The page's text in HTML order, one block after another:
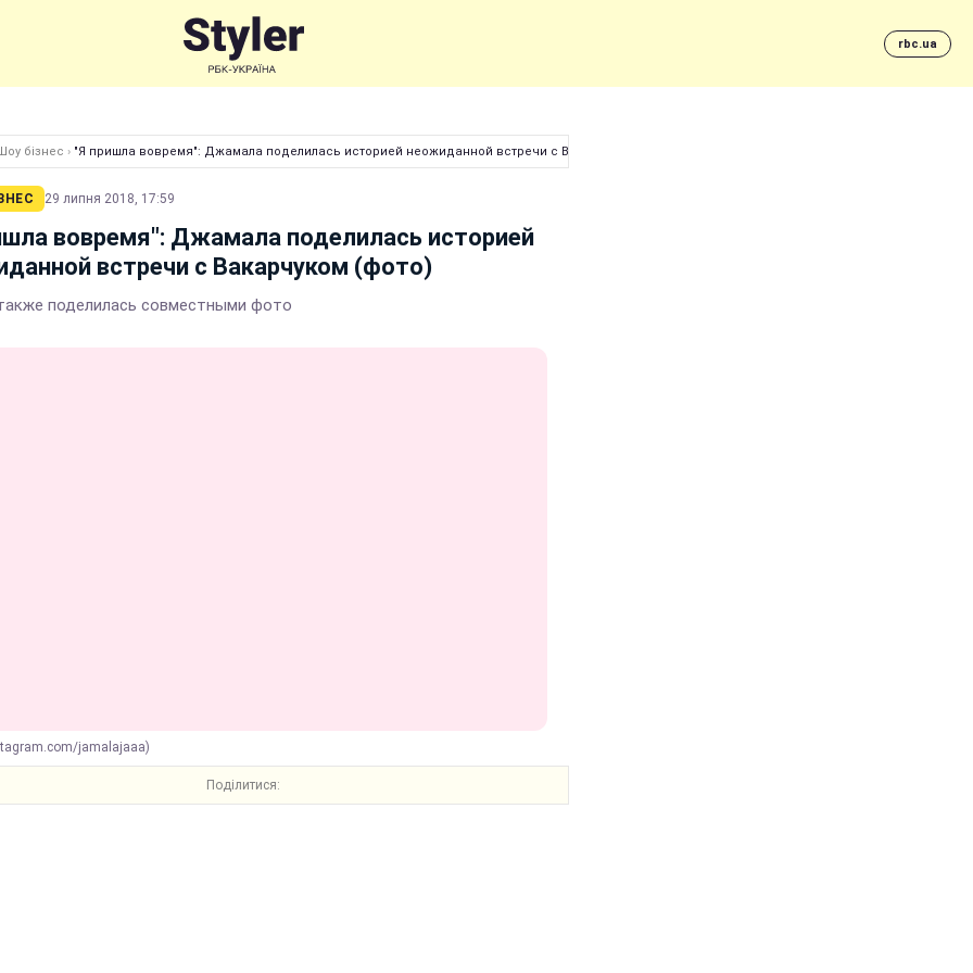
rbc.ua
бізнес › "Я пришла вовремя": Джамала поделилась историей неожиданной встречи с Вакарчуком (фото)
29 липня 2018, 17:59
вовремя": Джамала поделилась историей
встречи с Вакарчуком (фото)
поделилась совместными фото
jamalajaaa)
Поділитися: